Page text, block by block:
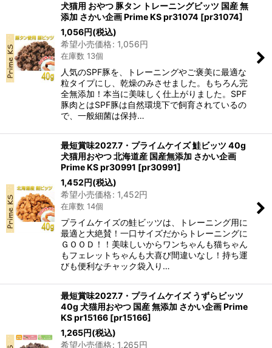
犬猫用 おやつ 豚タン トレーニングビッツ 国産 無
添加 さかい企画 Prime KS pr31074 [pr31074]
1,056円(税込)
希望小売価格: 1,056円
在庫数 13個
人気のSPF豚を、トレーニングやご褒美に最適な
粒タイプにし、乾燥のみさせました。もちろん完
全無添加！本当に美味しく仕上がりました。SPF
豚肉とはSPF豚は自然環境下で飼育されているの
で、一般細菌は保持…
最短賞味2027.7・プライムケイズ 鮭ビッツ 40g
犬猫用おやつ 北海道産 国産無添加 さかい企画
Prime KS pr30991 [pr30991]
1,452円(税込)
希望小売価格: 1,452円
在庫数 14個
プライムケイズの鮭ビッツは、トレーニング用に
最適と大絶賛！一口サイズだからトレーニングに
ＧＯＯＤ！！美味しいからワンちゃんも猫ちゃん
もフェレットちゃんも大喜び間違いなし！持ち運
びも便利なチャック袋入り…
最短賞味2027.7・プライムケイズ うずらビッツ
40g 犬猫用おやつ 国産 無添加 さかい企画 Prime
KS pr15166 [pr15166]
1,265円(税込)
希望小売価格: 1,265円